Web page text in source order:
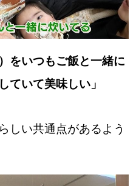
をいつもご飯と一緒に
ていて美味しい」
しい共通点があるよう